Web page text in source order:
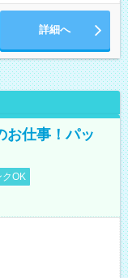
詳細へ
お仕事！パッ
クOK